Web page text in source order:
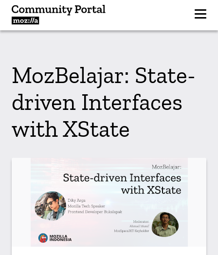
MozBelajar: State-
driven Interfaces
with XState